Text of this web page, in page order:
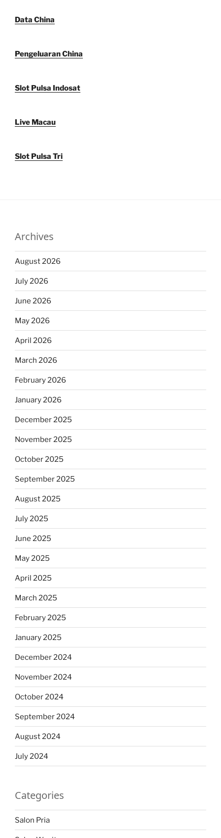
Data China
Pengeluaran China
Slot Pulsa Indosat
Live Macau
Slot Pulsa Tri
Archives
August 2026
July 2026
June 2026
May 2026
April 2026
March 2026
February 2026
January 2026
December 2025
November 2025
October 2025
September 2025
August 2025
July 2025
June 2025
May 2025
April 2025
March 2025
February 2025
January 2025
December 2024
November 2024
October 2024
September 2024
August 2024
July 2024
Categories
Salon Pria